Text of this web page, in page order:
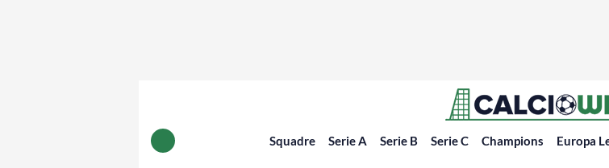
Squadre Serie A Serie B Serie C Champions Europa